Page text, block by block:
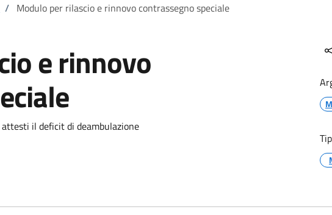
/ Modulo per rilascio e rinnovo contrassegno speciale
e rinnovo
il deficit di deambulazione